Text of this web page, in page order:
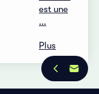
est une
...
Plus